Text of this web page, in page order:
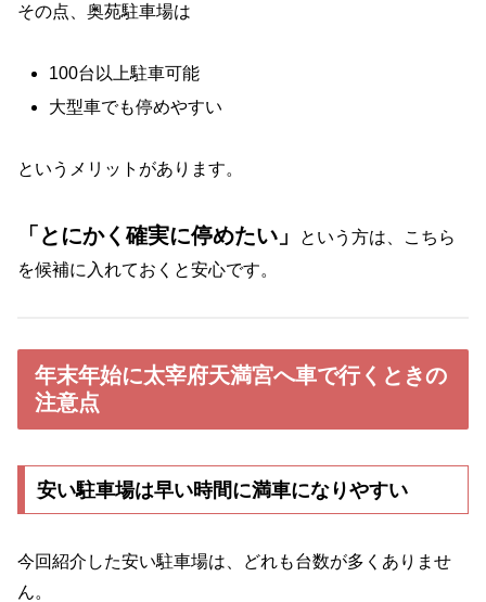
その点、奥苑駐車場は
100台以上駐車可能
大型車でも停めやすい
というメリットがあります。
「とにかく確実に停めたい」
という方は、こちら
を候補に入れておくと安心です。
年末年始に太宰府天満宮へ車で行くときの
注意点
安い駐車場は早い時間に満車になりやすい
今回紹介した安い駐車場は、どれも台数が多くありませ
ん。